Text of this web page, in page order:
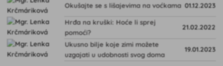
Okušajte se s lišajevima na voćkama 01.12.2023
Hrđa na kruški: Hoće li sprej
pomoći?
21.02.2022
Ukusno bilje koje zimi možete
uzgajati u udobnosti svog doma
19.01.2023